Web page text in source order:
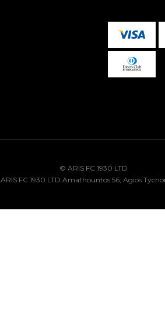
© ARIS FC 1930 LTD
ARIS FC 1930 LTD Amathountos 56, Agios